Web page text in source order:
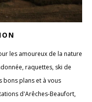
les amoureux de la nature
raquettes, ski de
bons plans et à vous
d'Arêches-Beaufort,